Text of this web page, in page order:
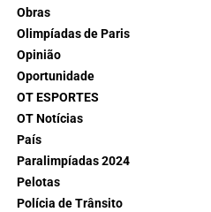
Obras
Olimpíadas de Paris
Opinião
Oportunidade
OT ESPORTES
OT Notícias
País
Paralimpíadas 2024
Pelotas
Polícia de Trânsito